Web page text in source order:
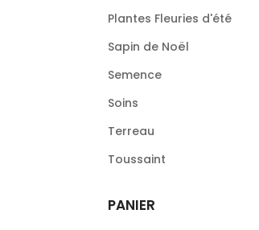
Plantes Fleuries d'été
Sapin de Noël
Semence
Soins
Terreau
Toussaint
PANIER